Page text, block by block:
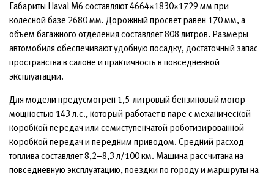
Габариты Haval M6 составляют 4664×1830×1729 мм при
колесной базе 2680 мм. Дорожный просвет равен 170 мм, а
объем багажного отделения составляет 808 литров. Размеры
автомобиля обеспечивают удобную посадку, достаточный запас
пространства в салоне и практичность в повседневной
эксплуатации.
Для модели предусмотрен 1,5-литровый бензиновый мотор
мощностью 143 л.с., который работает в паре с механической
коробкой передач или семиступенчатой роботизированной
коробкой передач и передним приводом. Средний расход
топлива составляет 8,2–8,3 л/100 км. Машина рассчитана на
повседневную эксплуатацию, поездки по городу и маршруты на